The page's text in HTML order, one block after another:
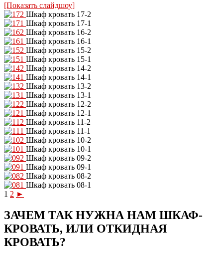
[Показать слайдшоу]
Шкаф кровать 17-2
Шкаф кровать 17-1
Шкаф кровать 16-2
Шкаф кровать 16-1
Шкаф кровать 15-2
Шкаф кровать 15-1
Шкаф кровать 14-2
Шкаф кровать 14-1
Шкаф кровать 13-2
Шкаф кровать 13-1
Шкаф кровать 12-2
Шкаф кровать 12-1
Шкаф кровать 11-2
Шкаф кровать 11-1
Шкаф кровать 10-2
Шкаф кровать 10-1
Шкаф кровать 09-2
Шкаф кровать 09-1
Шкаф кровать 08-2
Шкаф кровать 08-1
1 2 ►
ЗАЧЕМ ТАК НУЖНА НАМ ШКАФ-
КРОВАТЬ, ИЛИ ОТКИДНАЯ
КРОВАТЬ?